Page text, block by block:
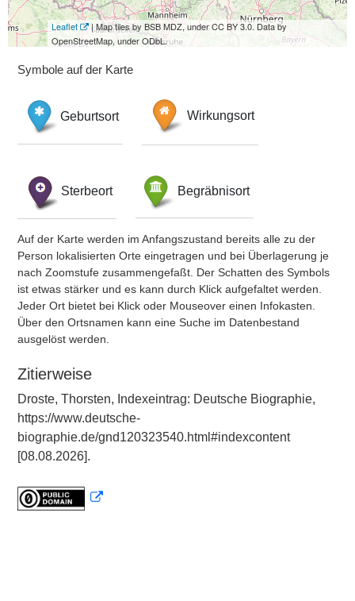
Leaflet
| Map tiles by BSB MDZ, under CC BY 3.0. Data by
OpenStreetMap, under ODbL.
Symbole auf der Karte
Geburtsort Wirkungsort
Sterbeort Begräbnisort
Auf der Karte werden im Anfangszustand bereits alle zu der
Person lokalisierten Orte eingetragen und bei Überlagerung je
nach Zoomstufe zusammengefaßt. Der Schatten des Symbols
ist etwas stärker und es kann durch Klick aufgefaltet werden.
Jeder Ort bietet bei Klick oder Mouseover einen Infokasten.
Über den Ortsnamen kann eine Suche im Datenbestand
ausgelöst werden.
Zitierweise
Droste, Thorsten, Indexeintrag: Deutsche Biographie,
https://www.deutsche-
biographie.de/gnd120323540.html#indexcontent
[08.08.2026].